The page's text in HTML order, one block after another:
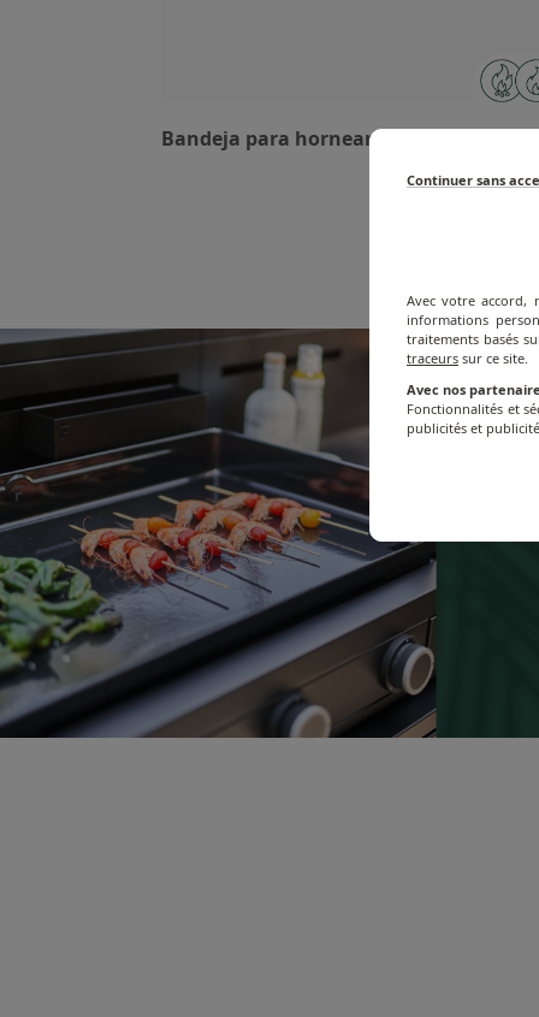
Bandeja para hornear y Grill Combi
Continuer sans
Avec votre accord,
informations
traitements basés
traceurs sur ce site.
Avec nos
Fonctionnalités et
publicités et